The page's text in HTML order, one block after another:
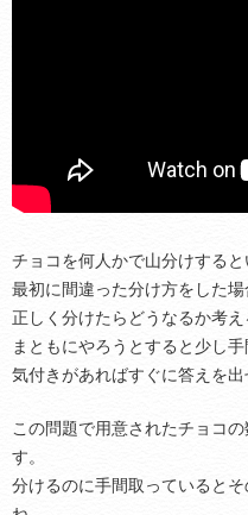
チョコを何人かで山分けすると
最初に間違った分け方をした
正しく分けたらどうなるか考え
まともにやろうとすると少し
気付きがあればすぐに答えを出
この問題で用意されたチョコ
す。
分けるのに手間取っていると